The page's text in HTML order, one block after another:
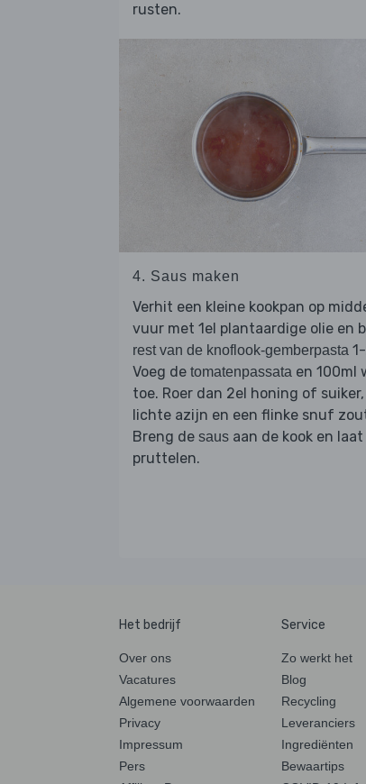
rusten.
4. Saus maken
Verhit een kleine kookpan op
vuur met 1el plantaardige olie en
rest van de knoflook-gemberpasta
Voeg de tomatenpassata en 100ml
toe. Roer dan 2el honing of
lichte azijn en een flinke snuf
Breng de saus aan de kook en
pruttelen.
Het bedrijf
Over ons
Vacatures
Algemene voorwaarden
Privacy
Impressum
Pers
Service
Zo werkt het
Blog
Recycling
Leveranciers
Ingrediënten
Bewaartips